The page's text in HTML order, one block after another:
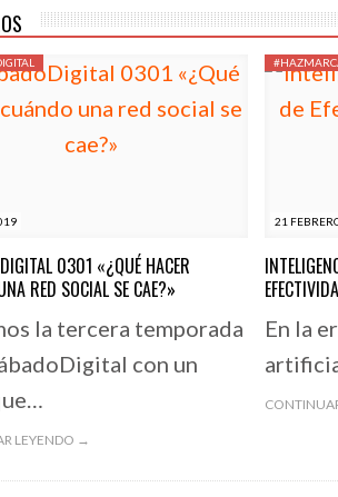
0301 «¿QUÉ HACER
RED SOCIAL SE CAE?»
la tercera temporada
con un
LEYENDO →
21
En la